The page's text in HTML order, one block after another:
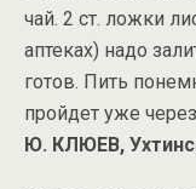
чай. 2 ст. ложки
аптеках) надо
готов. Пить
пройдет уже
Ю. КЛЮЕВ,